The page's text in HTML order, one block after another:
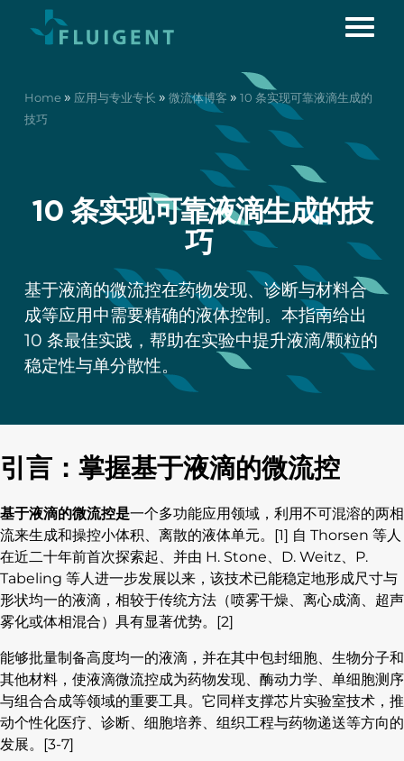
Home » 应用与专业专长 » 微流体博客 » 10 条实现可靠液滴生成的
技巧
10 条实现可靠液滴生成的技
巧
基于液滴的微流控在药物发现、诊断与材料合
成等应用中需要精确的液体控制。本指南给出
10 条最佳实践，帮助在实验中提升液滴/颗粒的
稳定性与单分散性。
引言：掌握基于液滴的微流控
基于液滴的微流控是一个多功能应用领域，利用不可混溶的两相
流来生成和操控小体积、离散的液体单元。[1] 自 Thorsen 等人
在近二十年前首次探索起、并由 H. Stone、D. Weitz、P.
Tabeling 等人进一步发展以来，该技术已能稳定地形成尺寸与
形状均一的液滴，相较于传统方法（喷雾干燥、离心成滴、超声
雾化或体相混合）具有显著优势。[2]
能够批量制备高度均一的液滴，并在其中包封细胞、生物分子和
其他材料，使液滴微流控成为药物发现、酶动力学、单细胞测序
与组合合成等领域的重要工具。它同样支撑芯片实验室技术，推
动个性化医疗、诊断、细胞培养、组织工程与药物递送等方向的
发展。[3-7]